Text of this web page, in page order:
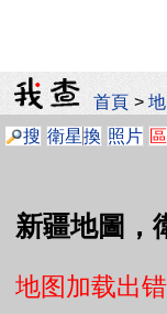
首頁 >
搜 衛星換 照片
新疆地圖，
地图加载出错